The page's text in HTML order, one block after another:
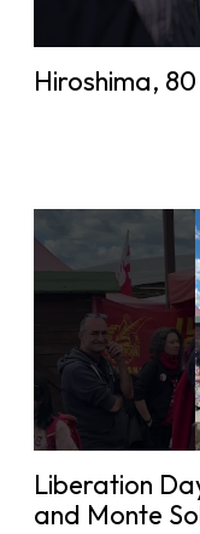
Hiroshima,
Liberation
and Monte